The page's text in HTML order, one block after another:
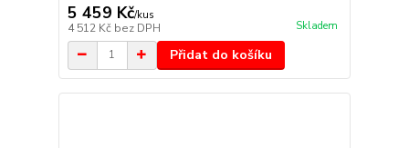
5 459 Kč/kus
4 512 Kč bez DPH Skladem
Přidat do košíku